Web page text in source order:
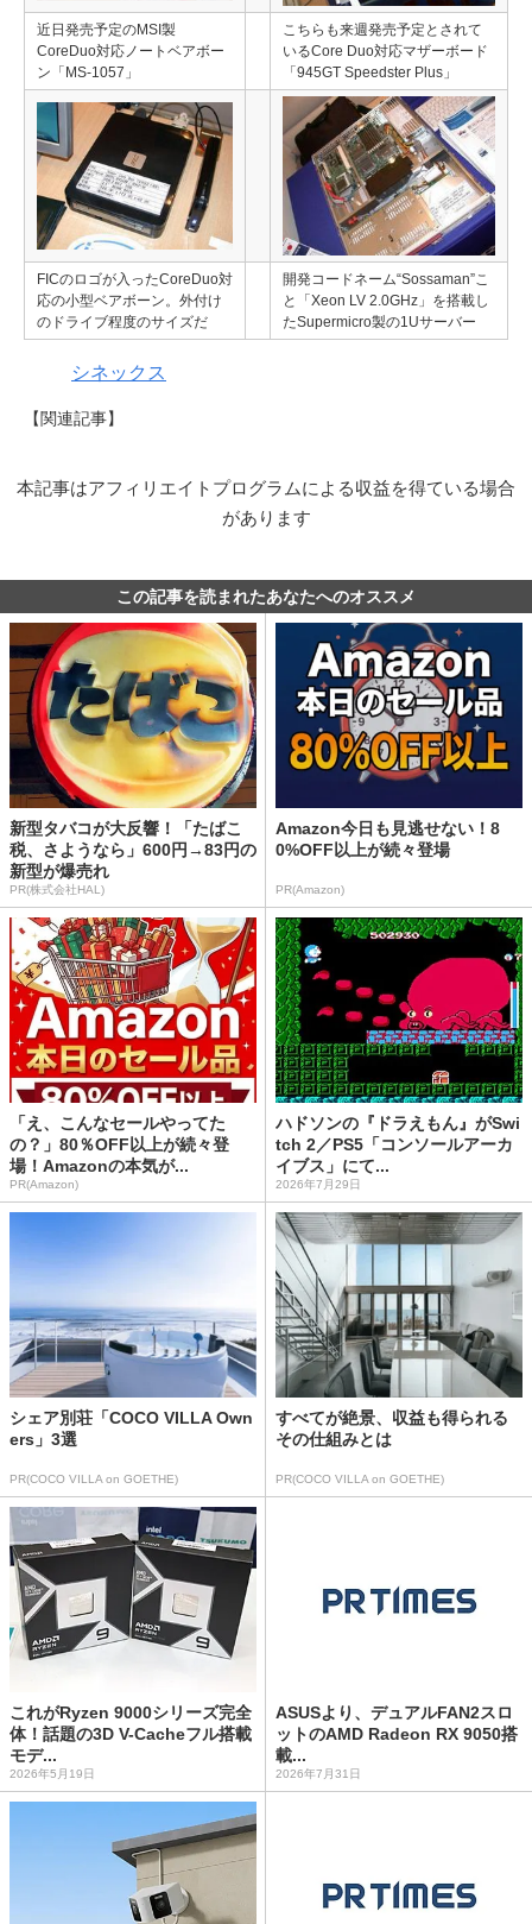
近日発売予定のMSI製
CoreDuo対応ノートベアボー
ン「MS-1057」
こちらも来週発売予定とされて
いるCore Duo対応マザーボード
「945GT Speedster Plus」
FICのロゴが入ったCoreDuo対
応の小型ベアボーン。外付け
のドライブ程度のサイズだ
開発コードネーム“Sossaman”こ
と「Xeon LV 2.0GHz」を搭載し
たSupermicro製の1Uサーバー
シネックス
【関連記事】
本記事はアフィリエイトプログラムによる収益を得ている場合
があります
この記事を読まれたあなたへのオススメ
新型タバコが大反響！「たばこ
税、さようなら」600円→83円の
新型が爆売れ
PR(株式会社HAL)
Amazon今日も見逃せない！8
0%OFF以上が続々登場
PR(Amazon)
「え、こんなセールやってた
の？」80％OFF以上が続々登
場！Amazonの本気が...
PR(Amazon)
ハドソンの『ドラえもん』がSwi
tch 2／PS5「コンソールアーカ
イブス」にて...
2026年7月29日
シェア別荘「COCO VILLA Own
ers」3選
PR(COCO VILLA on GOETHE)
すべてが絶景、収益も得られる
その仕組みとは
PR(COCO VILLA on GOETHE)
これがRyzen 9000シリーズ完全
体！話題の3D V-Cacheフル搭載
モデ...
2026年5月19日
ASUSより、デュアルFAN2スロ
ットのAMD Radeon RX 9050搭
載...
2026年7月31日